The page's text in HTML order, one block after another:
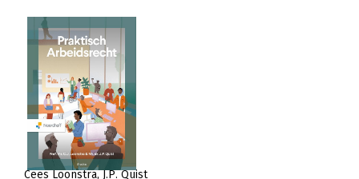
Cees Loonstra J.P. Quist